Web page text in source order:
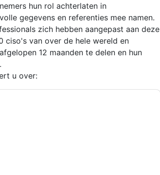
hun rol achterlaten in
gegevens en referenties mee namen.
zich hebben aangepast aan deze
ciso's van over de hele wereld en
12 maanden te delen en hun
u over: